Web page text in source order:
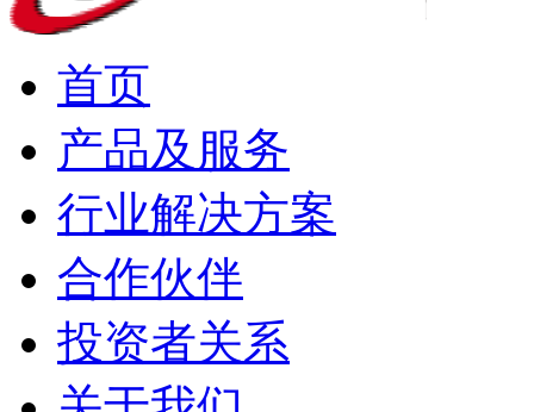
首页
产品及服务
行业解决方案
合作伙伴
投资者关系